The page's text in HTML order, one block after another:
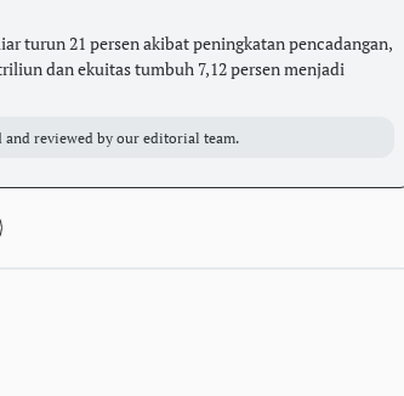
turun 21 persen akibat peningkatan pencadangan,
dan ekuitas tumbuh 7,12 persen menjadi
and reviewed by our editorial team.